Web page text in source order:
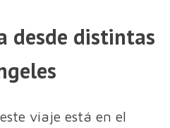
desde distintas
viaje está en el